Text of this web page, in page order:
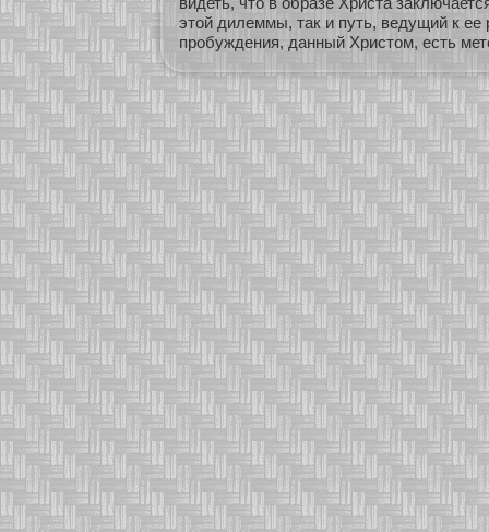
этой дилеммы, так и путь, ведущий к
пробуждения, данный Христом, есть